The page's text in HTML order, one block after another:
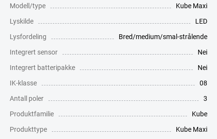
Modell/type
Kube Maxi
Lyskilde
LED
Lysfordeling
Bred/medium/smal-strålende
Integrert sensor
Nei
Integrert batteripakke
Nei
IK-klasse
08
Antall poler
3
Produktfamilie
Kube
Produkttype
Kube Maxi